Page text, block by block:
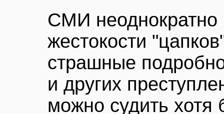
СМИ неоднократно
жестокости
страшные
и других
можно судить хотя